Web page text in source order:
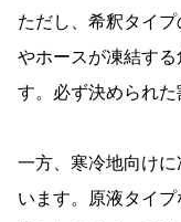
ただし、希釈タイ
やホースが凍結す
す。必ず決められた
一方、寒冷地向け
います。原液タイ